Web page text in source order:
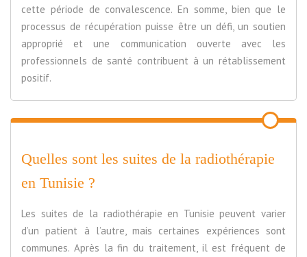
cette période de convalescence. En somme, bien que le
processus de récupération puisse être un défi, un soutien
approprié et une communication ouverte avec les
professionnels de santé contribuent à un rétablissement
positif.
Quelles sont les suites de la radiothérapie
en Tunisie ?
Les suites de la radiothérapie en Tunisie peuvent varier
d’un patient à l’autre, mais certaines expériences sont
communes. Après la fin du traitement, il est fréquent de